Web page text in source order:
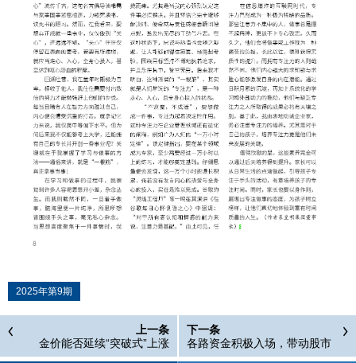
2025年第9期
上一条
金价能否延续“突破式”上涨
下一条
各路资金积极入场，带动股市
走牛